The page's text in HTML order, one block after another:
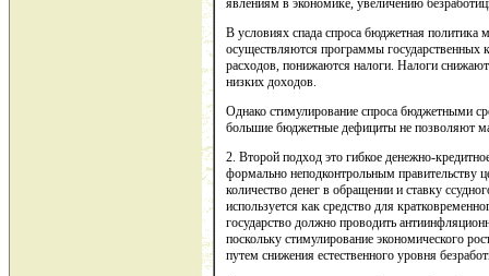
явлениям в экономике, увеличению
В условиях спада спроса бюджетная политика
осуществляются программы государственных
расходов, понижаются налоги. Налоги
низких доходов.
Однако стимулирование спроса бюджетными
большие бюджетные дефициты не позволяют
2. Второй подход это гибкое денежно-
формально неподконтрольным правительству
количество денег в обращении и ставку
используется как средство для
государство должно проводить
поскольку стимулирование экономического
путем снижения естественного уровня